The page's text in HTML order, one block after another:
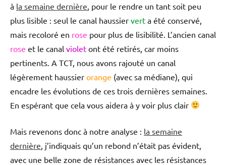
à la semaine dernière , pour le rendre un tant soit peu
plus lisible : seul le canal haussier vert a été conservé,
mais recoloré en rose pour plus de lisibilité. L’ancien canal
rose et le canal violet ont été retirés, car moins
pertinents. A TCT, nous avons rajouté un canal
légèrement haussier orange (avec sa médiane), qui
encadre les évolutions de ces trois dernières semaines.
En espérant que cela vous aidera à y voir plus clair
Mais revenons donc à notre analyse : la semaine
dernière , j’indiquais qu’un rebond n’était pas évident,
avec une belle zone de résistances avec les résistances